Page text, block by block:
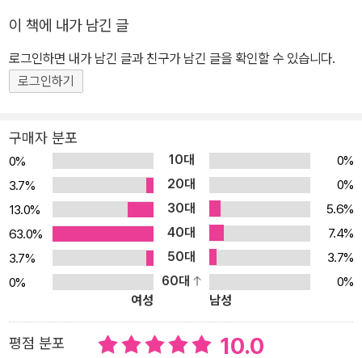
잘 따른다. 또 양들은 똘똘이와 진심이의 태도를 비교하며 똘똘이가
어떻게 해야 자신에게 부끄럽지 않고 참되게 살 수 있는지 방법을 제
시한다. 대충대충 거짓말을 하며 살던 똘똘이가 참되고 올바르게 살
중 한 편인 ‘양치기 소년’은 주인공이 심심해서 “늑대가 나타났다!”고
거짓말을 한다. 한 번 거짓말로 시작된 장난은 세 번에 걸쳐 이어지고,
이윽고 동네 주민들은 아무도 양치기 소년의 말을 믿지 않는다. 이 책
의 주인공 ‘똘똘이’도 양치기 소년이다. 똘똘이도 우화에서처럼 “늑대
가 나타났다!”고 거짓말을 하지만, 심심해서 장난으로 한 건 아니다.
진짜 늑대를 본 것처럼 생각됐기 때문에 사람들에게 말한 것인데, 사
람들에게 말하는 과정이 문제였다. 확실히 보지도 않은 상태에서 확
실하게 봤다고 말한 것, 자신의 상상만으로 엄청 큰 늑대라고 부풀린
런 말들은 다른 사람에게 거짓말을 한 것에서 더 나아가 과장되고 헛
이 책에 내가 남긴 글
로그인하면 내가 남긴 글과 친구가 남긴 글을 확인할 수 있습니다.
로그인하기
구매자 분포
0% 10대
0%
3.7%
20대
0%
13.0%
30대
5.6%
63.0%
40대
7.4%
3.7%
50대
3.7%
0%
60대
0%
여성
남성
평점 분포 10.0